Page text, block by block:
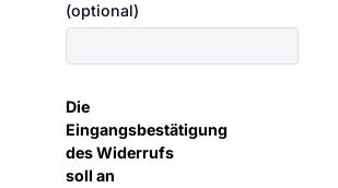
(optional)
Die
Eingangsbestätigung
des Widerrufs
soll an